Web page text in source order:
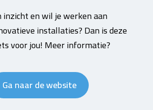
inzicht en wil je werken aan
installaties? Dan is deze
voor jou! Meer informatie?
Ga naar de website